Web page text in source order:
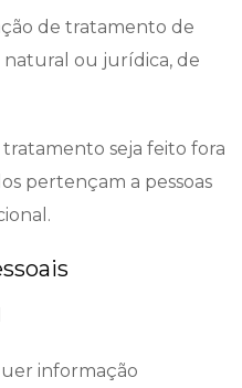
de tratamento de
natural ou jurídica, de
seja feito fora
pertençam a pessoas
informação